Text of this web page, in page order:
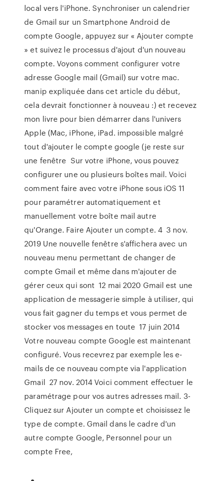
local vers l'iPhone. Synchroniser un calendrier
de Gmail sur un Smartphone Android de
compte Google, appuyez sur « Ajouter compte
» et suivez le processus d'ajout d'un nouveau
compte. Voyons comment configurer votre
adresse Google mail (Gmail) sur votre mac.
manip expliquée dans cet article du début,
cela devrait fonctionner à nouveau :) et recevez
mon livre pour bien démarrer dans l'univers
Apple (Mac, iPhone, iPad. impossible malgré
tout d'ajouter le compte google (je reste sur
une fenêtre Sur votre iPhone, vous pouvez
configurer une ou plusieurs boîtes mail. Voici
comment faire avec votre iPhone sous iOS 11
pour paramétrer automatiquement et
manuellement votre boîte mail autre
qu'Orange. Faire Ajouter un compte. 4 3 nov.
2019 Une nouvelle fenêtre s'affichera avec un
nouveau menu permettant de changer de
compte Gmail et même dans m'ajouter de
gérer ceux qui sont 12 mai 2020 Gmail est une
application de messagerie simple à utiliser, qui
vous fait gagner du temps et vous permet de
stocker vos messages en toute 17 juin 2014
Votre nouveau compte Google est maintenant
configuré. Vous recevrez par exemple les e-
mails de ce nouveau compte via l'application
Gmail 27 nov. 2014 Voici comment effectuer le
paramétrage pour vos autres adresses mail. 3-
Cliquez sur Ajouter un compte et choisissez le
type de compte. Gmail dans le cadre d'un
autre compte Google, Personnel pour un
compte Free,